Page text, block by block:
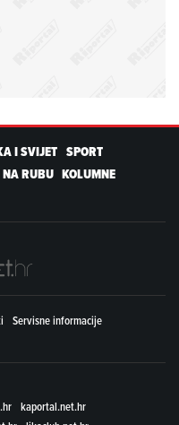
I SVIJET SPORT
NA RUBU KOLUMNE
Servisne informacije
kaportal.net.hr